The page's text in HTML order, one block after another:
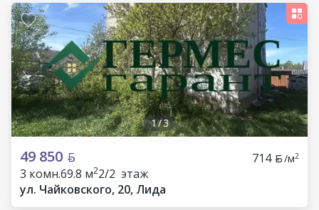
1/3
49 850 714 /м2
3 комн.69.8 м22/2 этаж
ул. Чайковского, 20, Лида